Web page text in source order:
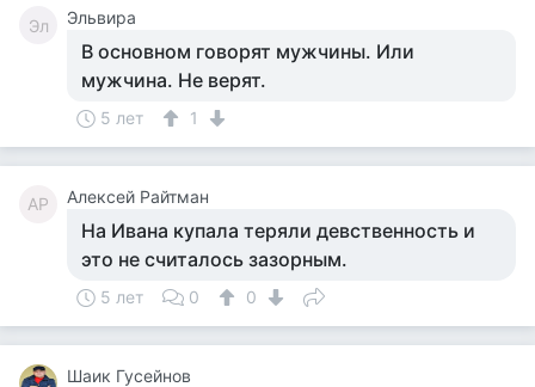
Эл Эльвира
В основном говорят мужчины. Или
мужчина. Не верят.
5 лет 1
АР Алексей Райтман
На Ивана купала теряли девственность и
это не считалось зазорным.
5 лет 0 0
Шаик Гусейнов